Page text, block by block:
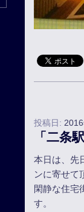
投稿日:
「二条
本日は、先
ンに寄せて
閑静な住宅
す。